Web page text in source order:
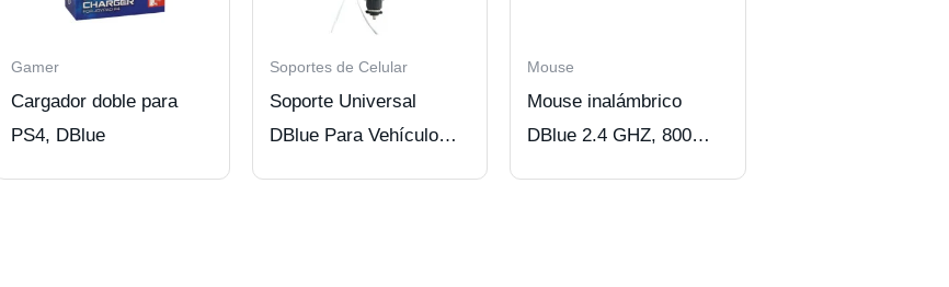
Gamer
Cargador doble para
PS4, DBlue
Soportes de Celular
Soporte Universal
DBlue Para Vehículo
Mouse
Mouse inalámbrico
DBlue 2.4 GHZ, 800